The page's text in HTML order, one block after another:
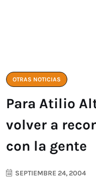
OTRAS NOTICIAS
Para Atilio
volver a
con la gente
SEPTIEMBRE 24, 2004